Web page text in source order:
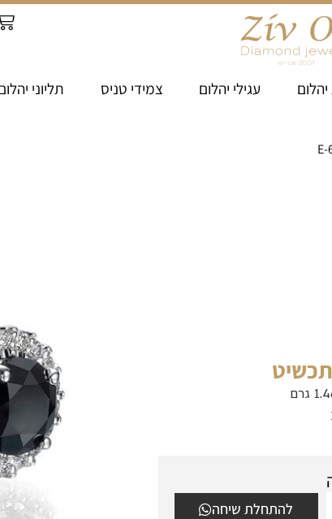
עגילי יהלום צמידי טניס תליוני
להתחלת שיחה